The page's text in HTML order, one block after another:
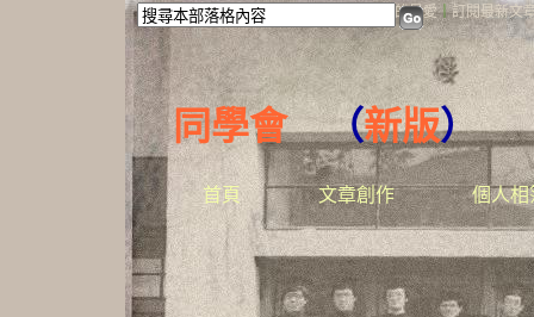
同學會（新版）
首頁 文章創作 個人相
加入好友｜推薦此部落格 加入我的最愛｜訂閱最新文